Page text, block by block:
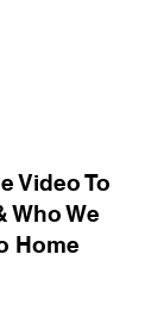
Video To
Who We
Home